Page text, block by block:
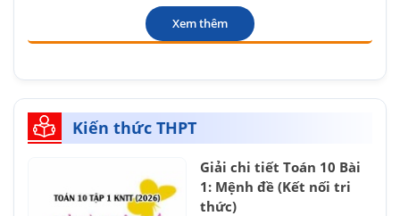
Xem thêm
Kiến thức THPT
Giải chi tiết Toán 10 Bài
1: Mệnh đề (Kết nối tri
thức)